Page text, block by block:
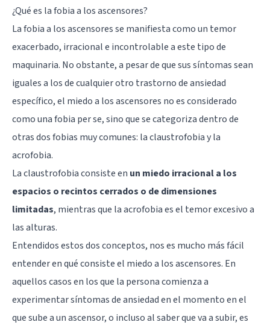
¿Qué es la fobia a los ascensores?
La fobia a los ascensores se manifiesta como un temor
exacerbado, irracional e incontrolable a este tipo de
maquinaria. No obstante, a pesar de que sus síntomas sean
iguales a los de cualquier otro trastorno de ansiedad
específico, el miedo a los ascensores no es considerado
como una fobia per se, sino que se categoriza dentro de
otras dos fobias muy comunes: la claustrofobia y la
acrofobia.
La claustrofobia consiste en un miedo irracional a los
espacios o recintos cerrados o de dimensiones
limitadas, mientras que laacrofobiaes el temor excesivo a
las alturas.
Entendidos estos dos conceptos, nos es mucho más fácil
entender en qué consiste el miedo a los ascensores. En
aquellos casos en los que la persona comienza a
experimentar síntomas de ansiedad en el momento en el
que sube a un ascensor, o incluso al saber que va a subir, es